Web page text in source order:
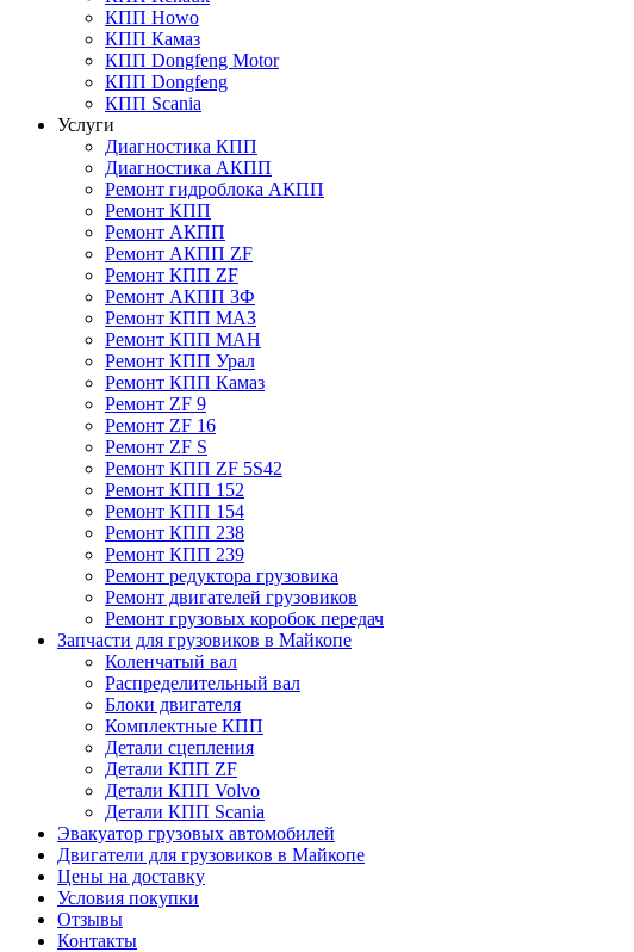
КПП Howo
КПП Камаз
КПП Dongfeng Motor
КПП Dongfeng
КПП Scania
Услуги
Диагностика КПП
Диагностика АКПП
Ремонт гидроблока АКПП
Ремонт КПП
Ремонт АКПП
Ремонт АКПП ZF
Ремонт КПП ZF
Ремонт АКПП ЗФ
Ремонт КПП МАЗ
Ремонт КПП МАН
Ремонт КПП Урал
Ремонт КПП Камаз
Ремонт ZF 9
Ремонт ZF 16
Ремонт ZF S
Ремонт КПП ZF 5S42
Ремонт КПП 152
Ремонт КПП 154
Ремонт КПП 238
Ремонт КПП 239
Ремонт редуктора грузовика
Ремонт двигателей грузовиков
Ремонт грузовых коробок передач
Запчасти для грузовиков в Майкопе
Коленчатый вал
Распределительный вал
Блоки двигателя
Комплектные КПП
Детали сцепления
Детали КПП ZF
Детали КПП Volvo
Детали КПП Scania
Эвакуатор грузовых автомобилей
Двигатели для грузовиков в Майкопе
Цены на доставку
Условия покупки
Отзывы
Контакты